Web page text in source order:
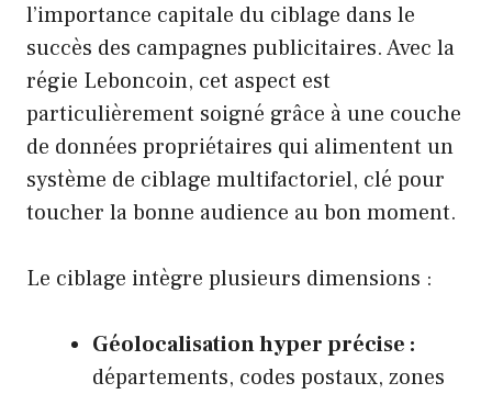
l’importance capitale du ciblage dans le
succès des campagnes publicitaires. Avec la
régie Leboncoin, cet aspect est
particulièrement soigné grâce à une couche
de données propriétaires qui alimentent un
système de ciblage multifactoriel, clé pour
toucher la bonne audience au bon moment.
Le ciblage intègre plusieurs dimensions :
Géolocalisation hyper précise :
départements, codes postaux, zones